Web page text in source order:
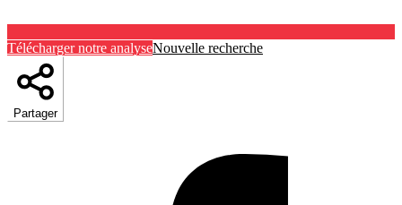
Télécharger notre analyseNouvelle recherche
Partager